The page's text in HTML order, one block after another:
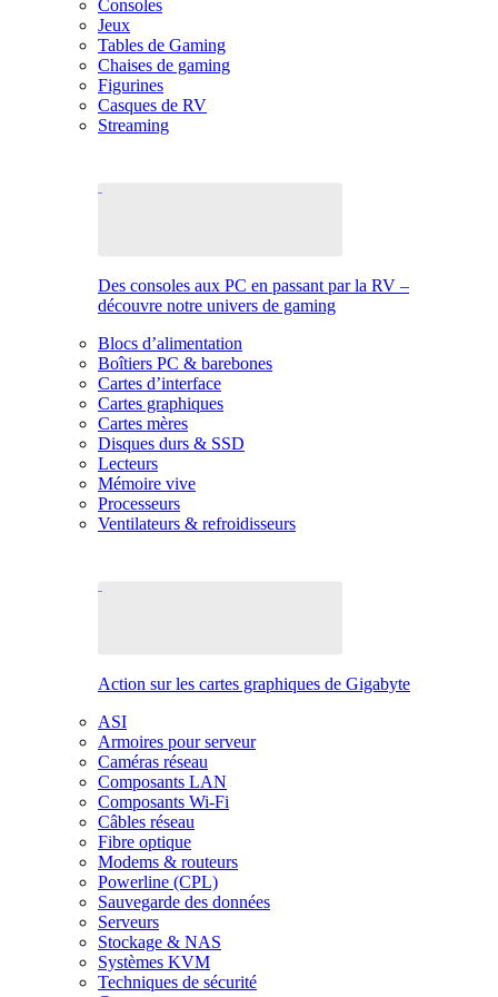
Consoles
Jeux
Tables de Gaming
Chaises de gaming
Figurines
Casques de RV
Streaming
Des consoles aux PC en passant par la RV –
découvre notre univers de gaming
Blocs d’alimentation
Boîtiers PC & barebones
Cartes d’interface
Cartes graphiques
Cartes mères
Disques durs & SSD
Lecteurs
Mémoire vive
Processeurs
Ventilateurs & refroidisseurs
Action sur les cartes graphiques de Gigabyte
ASI
Armoires pour serveur
Caméras réseau
Composants LAN
Composants Wi-Fi
Câbles réseau
Fibre optique
Modems & routeurs
Powerline (CPL)
Sauvegarde des données
Serveurs
Stockage & NAS
Systèmes KVM
Techniques de sécurité